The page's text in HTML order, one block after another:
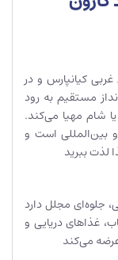
کیانپارس و در
مستقیم به رود
شام مهیا می‌کند.
بین‌المللی است و
لذت ببرید
جلوه‌ای مجلل دارد
غذاهای دریایی و
می‌کند